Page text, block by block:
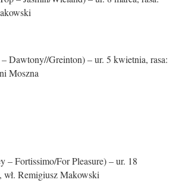
– Dawtony//Greinton) – ur. 5 kwietnia, rasa:
Moszna
– Fortissimo/For Pleasure) – ur. 18
Remigiusz Makowski